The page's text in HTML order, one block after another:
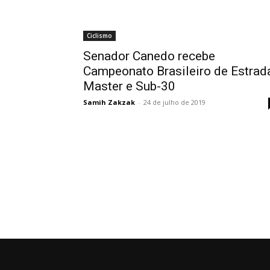
Ciclismo
Senador Canedo recebe
Campeonato Brasileiro de
Master e Sub-30
Samih Zakzak - 24 de julho de 2019